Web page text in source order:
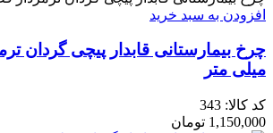
افزودن به سبد خرید
میلی متر
کد کالا: 343
1,150,000 تومان